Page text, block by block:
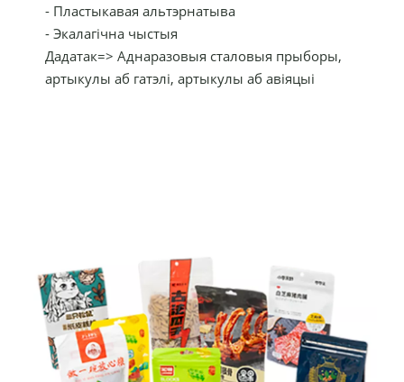
- Пластыкавая альтэрнатыва
- Экалагічна чыстыя
Дадатак=> Аднаразовыя сталовыя прыборы,
артыкулы аб гатэлі, артыкулы аб авіяцыі